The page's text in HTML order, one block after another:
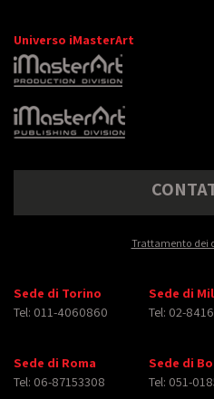
Universo iMasterArt
Trattamento dei
Sede di Torino
Tel: 011-4060860
Sede di
Tel: 02-
Sede di Roma
Tel: 06-87153308
Sede di
Tel: 051-